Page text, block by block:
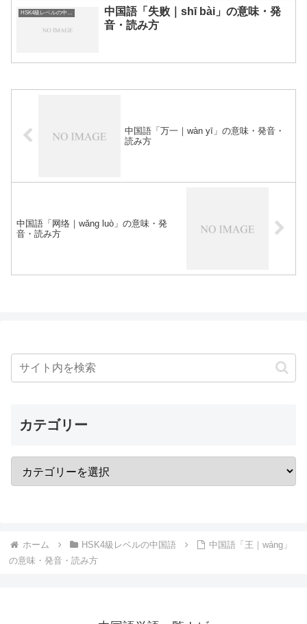
中国語「失败｜shī bài」の意味・発
音・読み方
中国語「万一｜wàn yī」の意味・発音・
読み方
中国語「网络｜wǎng luò」の意味・発
音・読み方
カテゴリー
ホーム HSK4級レベルの中国語
中国語「王｜wáng」
の意味・発音・読み方